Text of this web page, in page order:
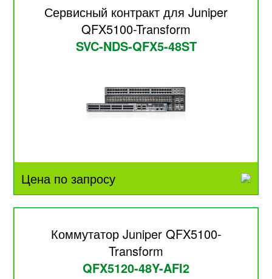
Сервисный контракт для Juniper
QFX5100-Transform
SVC-NDS-QFX5-48ST
Цена по запросу
Коммутатор Juniper QFX5100-
Transform
QFX5120-48Y-AFI2